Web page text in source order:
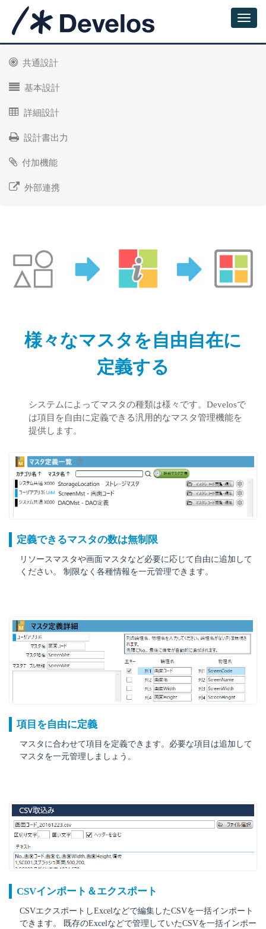
共通設計
基本設計
詳細設計
設計書出力
付加機能
外部連携
様々なマスタを自由自在に
定義する
システムによってマスタの種類は様々です。Develosで
は項目を自由に定義できる汎用的なマスタ管理機能を
提供します。
定義できるマスタの数は無制限
リソースマスタや画面マスタなど必要に応じて自由に追加して
ください。 制限なく各種情報を一元管理できます。
項目を自由に定義
マスタに合わせて項目を定義できます。必要な項目は追加して
マスタを一元管理しましょう。
CSVインポート＆エクスポート
CSVエクスポートしExcelなどで編集したCSVを一括インポート
できます。 既存のExcelなどで管理していたCSVを一括インポー